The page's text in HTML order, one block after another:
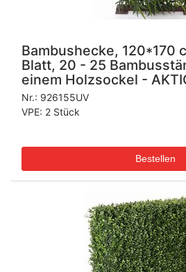
Bambushecke, 120*170
Blatt, 20 - 25
einem Holzsockel -
Nr.: 926155UV
VPE: 2 Stück